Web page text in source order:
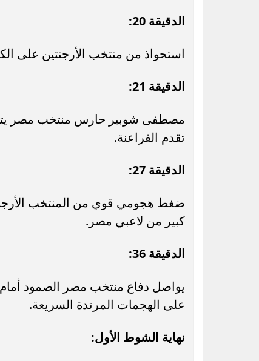
الدقيقة 20:
استحواذ من منتخب الأرجنتين على
الدقيقة 21:
مصطفى شوبير حارس منتخب مصر
تقدم الفراعنة.
الدقيقة 27:
ضغط هجومي قوي من المنتخب
كبير من لاعبي مصر.
الدقيقة 36:
يواصل دفاع منتخب مصر الصمود أمام
على الهجمات المرتدة السريعة.
نهاية الشوط الأول: